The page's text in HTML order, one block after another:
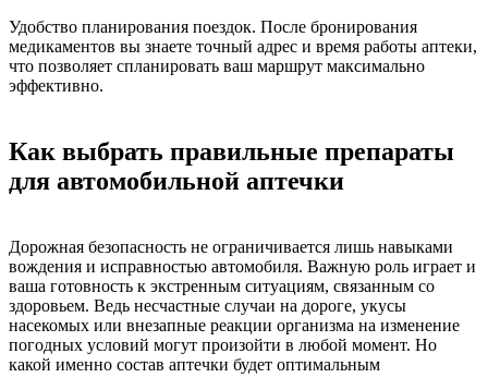
Удобство планирования поездок. После бронирования
медикаментов вы знаете точный адрес и время работы аптеки,
что позволяет спланировать ваш маршрут максимально
эффективно.
Как выбрать правильные препараты
для автомобильной аптечки
Дорожная безопасность не ограничивается лишь навыками
вождения и исправностью автомобиля. Важную роль играет и
ваша готовность к экстренным ситуациям, связанным со
здоровьем. Ведь несчастные случаи на дороге, укусы
насекомых или внезапные реакции организма на изменение
погодных условий могут произойти в любой момент. Но
какой именно состав аптечки будет оптимальным